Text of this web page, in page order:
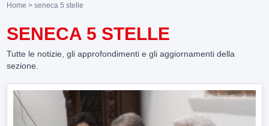
Home > seneca 5 stelle
SENECA 5 STELLE
Tutte le notizie, gli approfondimenti e gli aggiornamenti della
sezione.